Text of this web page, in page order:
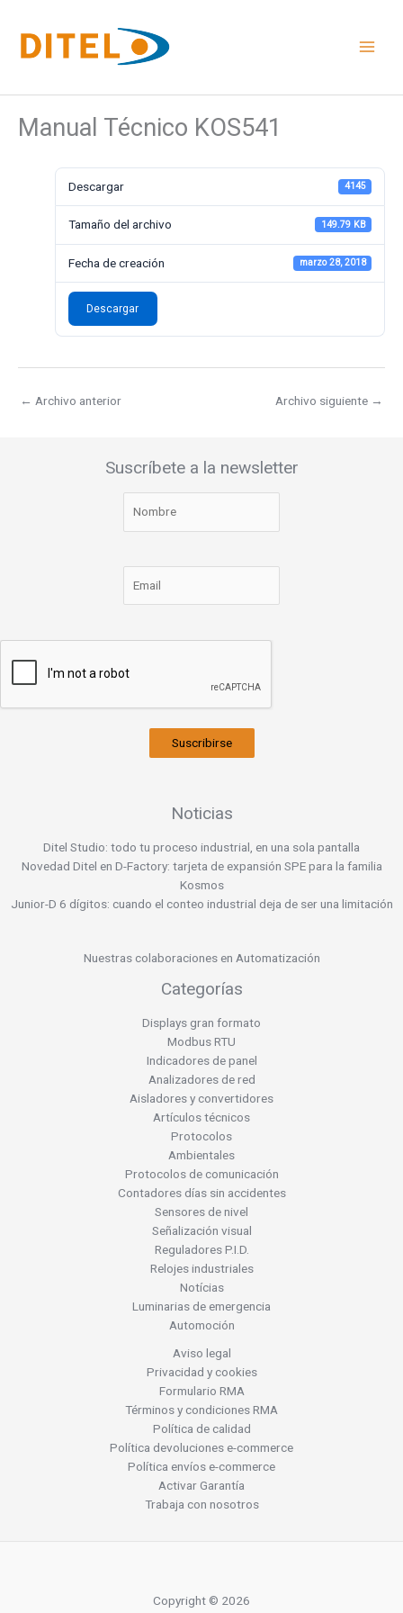
contenido
Manual Técnico KOS541
Descargar 4145
Tamaño del archivo 149.79 KB
Fecha de creación marzo 28, 2018
Descargar
← Archivo anterior Archivo siguiente →
Suscríbete a la newsletter
Suscribirse
Noticias
Ditel Studio: todo tu proceso industrial, en una sola pantalla
Novedad Ditel en D-Factory: tarjeta de expansión SPE para la familia
Kosmos
Junior-D 6 dígitos: cuando el conteo industrial deja de ser una limitación
Nuestras colaboraciones en Automatización
Categorías
Displays gran formato
Modbus RTU
Indicadores de panel
Analizadores de red
Aisladores y convertidores
Artículos técnicos
Protocolos
Ambientales
Protocolos de comunicación
Contadores días sin accidentes
Sensores de nivel
Señalización visual
Reguladores P.I.D.
Relojes industriales
Notícias
Luminarias de emergencia
Automoción
Aviso legal
Privacidad y cookies
Formulario RMA
Términos y condiciones RMA
Política de calidad
Política devoluciones e-commerce
Política envíos e-commerce
Activar Garantía
Trabaja con nosotros
Copyright © 2026